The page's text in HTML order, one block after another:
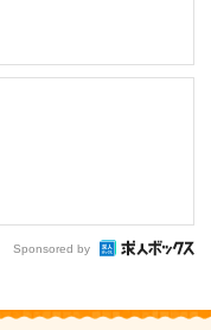
Sponsored by